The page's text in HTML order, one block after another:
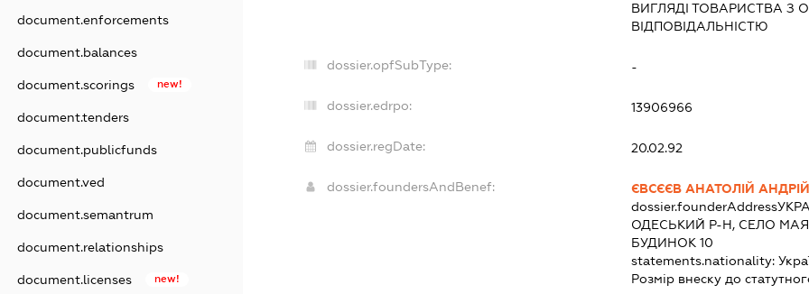
document.enforcements
document.balances
document.scorings new!
document.tenders
document.publicfunds
document.ved
document.semantrum
document.relationships
document.licenses new!
ВИГЛЯДІ ТОВАРИСТВА З
ВІДПОВІДАЛЬНІСТЮ
dossier.opfSubType: -
dossier.edrpo: 13906966
dossier.regDate: 20.02.92
dossier.foundersAndBenef:
ЄВСЄЄВ АНАТОЛІЙ
dossier.founderAddress
ОДЕСЬКИЙ Р-Н, СЕЛО
БУДИНОК 10
statements.nationality:
Розмір внеску до